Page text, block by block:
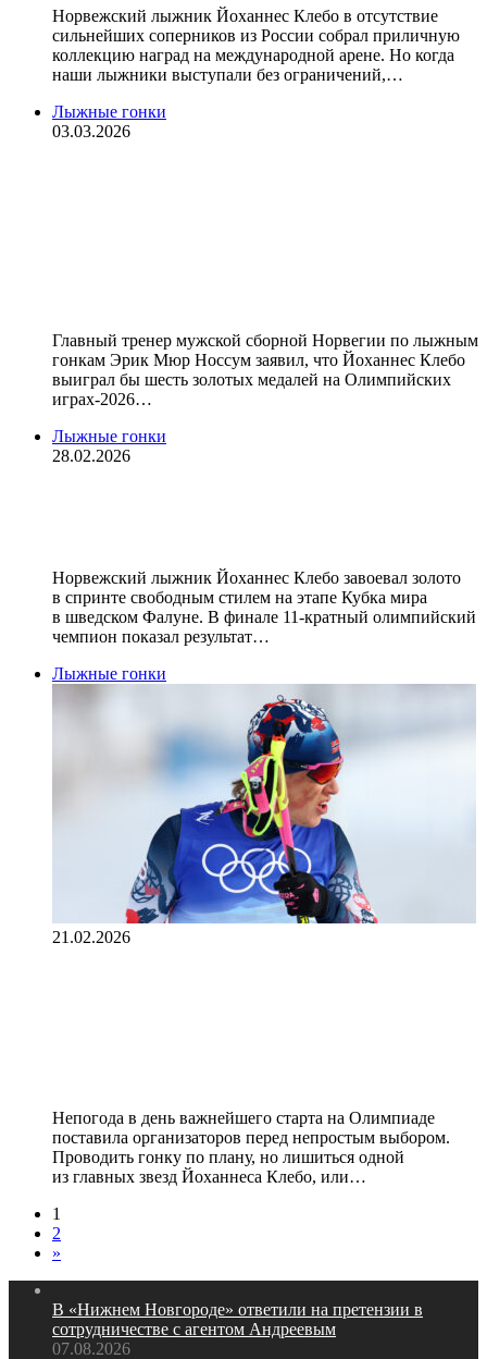
Норвежский лыжник Йоханнес Клебо в отсутствие
сильнейших соперников из России собрал приличную
коллекцию наград на международной арене. Но когда
наши лыжники выступали без ограничений,…
Лыжные гонки
03.03.2026
Главный тренер мужской сборной Норвегии по лыжным
гонкам Эрик Мюр Носсум заявил, что Йоханнес Клебо
выиграл бы шесть золотых медалей на Олимпийских
играх‑2026…
Лыжные гонки
28.02.2026
Норвежский лыжник Йоханнес Клебо завоевал золото
в спринте свободным стилем на этапе Кубка мира
в шведском Фалуне. В финале 11‑кратный олимпийский
чемпион показал результат…
Лыжные гонки
21.02.2026
Непогода в день важнейшего старта на Олимпиаде
поставила организаторов перед непростым выбором.
Проводить гонку по плану, но лишиться одной
из главных звезд Йоханнеса Клебо, или…
1
2
»
В «Нижнем Новгороде» ответили на претензии в
сотрудничестве с агентом Андреевым
07.08.2026